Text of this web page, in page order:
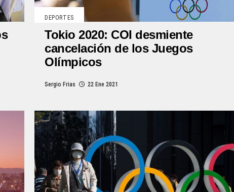
DEPORTES
Tokio 2020: COI desmiente
cancelación de los Juegos
Olímpicos
Sergio Frias 22 Ene 2021